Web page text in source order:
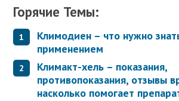
Горячие Темы:
Климодиен – что нужно
применением
Климакт-хель – показания,
противопоказания, отзывы
насколько помогает